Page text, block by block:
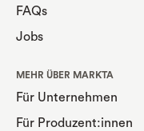
FAQs
Jobs
MEHR ÜBER MARKTA
Für Unternehmen
Für Produzent:innen